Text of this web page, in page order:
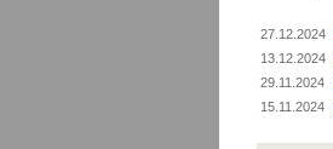
27.12.2024
13.12.2024
29.11.2024
15.11.2024